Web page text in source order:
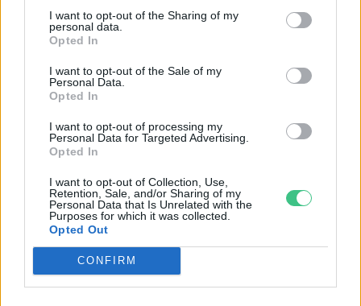
I want to opt-out of the Sharing of my
personal data.
Opted In
I want to opt-out of the Sale of my
Personal Data.
Opted In
I want to opt-out of processing my
Personal Data for Targeted Advertising.
Opted In
I want to opt-out of Collection, Use,
Retention, Sale, and/or Sharing of my
Personal Data that Is Unrelated with the
Purposes for which it was collected.
Opted Out
CONFIRM
Szöllősi Gáborral, a Gardenfutura ügyvezetőjével beszélgettünk.
Történelmi aszály sújtja Nagy-
Britanniát is
SZEMLE